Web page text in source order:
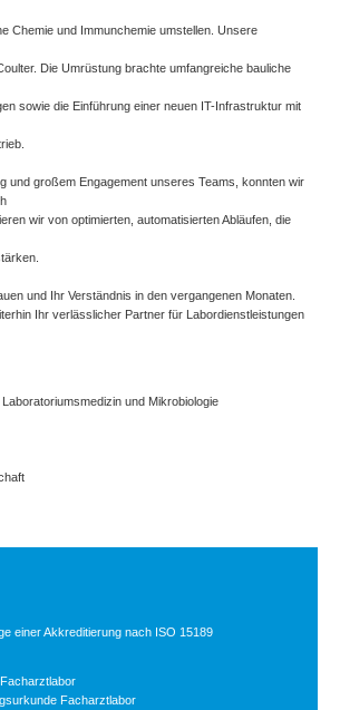
Chemie und Immunchemie umstellen. Unsere
Die Umrüstung brachte umfangreiche bauliche
sowie die Einführung einer neuen IT-Infrastruktur mit
und großem Engagement unseres Teams, konnten wir
wir von optimierten, automatisierten Abläufen, die
und Ihr Verständnis in den vergangenen Monaten.
Ihr verlässlicher Partner für Labordienstleistungen
und Mikrobiologie
einer Akkreditierung nach ISO 15189
Facharztlabor